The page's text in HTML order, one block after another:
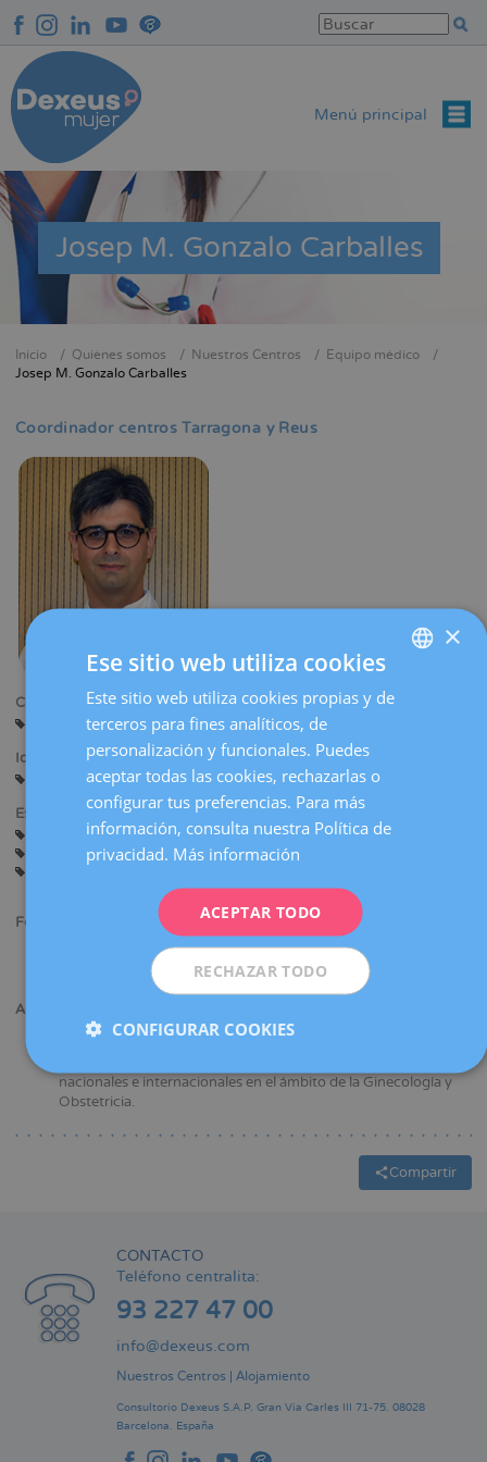
contenido
principal
Menú principal
Josep M. Gonzalo Carballes
Sobrescribir
de
ayuda
a
la
navegación
Inicio Quiénes somos Nuestros Centros
Equipo médico
Josep M. Gonzalo Carballes
Coordinador centros Tarragona y Reus
Centros:
Tarragona
Reus
Idiomas:
Castellano
Catalán Inglés
Francés
Especialidades:
Ginecología General
Abortos de Repetición (Infertilidad)
Estudio Integrado de Esterilidad
Infertilidad
Formación académica:
Licenciado en Medicina y Cirugía.
Especialista en ginecología y obstetricia.
Actividad científica:
Asistencia a diferentes cursos de formación.
nacionales e internacionales en el ámbito de la Ginecología y
Obstetricia.
Compartir
CONTACTO
Teléfono centralita:
93 227 47 00
info@dexeus.com
Nuestros Centros | Alojamiento
Consultorio Dexeus S.A.P. Gran Via Carles III 71-75. 08028
Barcelona. España
SPANISH
×
Ese sitio web utiliza cookies
Este sitio web utiliza cookies propias y de
terceros para fines analíticos, de
personalización y funcionales. Puedes
aceptar todas las cookies, rechazarlas o
configurar tus preferencias. Para más
información, consulta nuestra Política de
privacidad. Más información
ACEPTAR TODO
RECHAZAR TODO
CONFIGURAR COOKIES